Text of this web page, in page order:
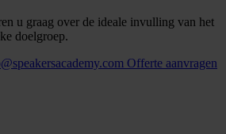
u graag over de ideale invulling van het
doelgroep.
Offerte aanvragen